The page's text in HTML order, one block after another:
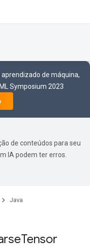
de máquina,
Symposium 2023
de conteúdos para seu
IA podem ter erros.
Java
Tensor